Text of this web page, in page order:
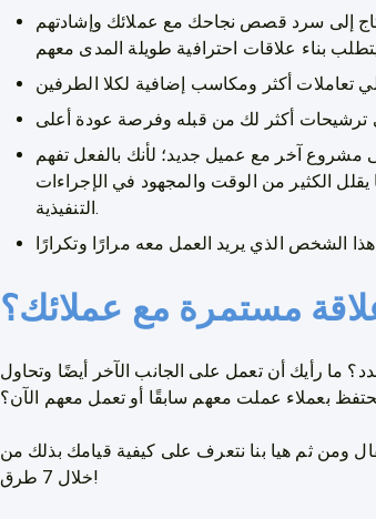
إلى سرد قصص نجاحك مع عملائك وإشادتهم
آخر مع عميل جديد؛ لأنك بالفعل تفهم
الكثير من الوقت والمجهود في الإجراءات
التنفيذية.
مستمرة مع عملائك؟
ما رأيك أن تعمل على الجانب الآخر أيضًا وتحاول
بعملاء عملت معهم سابقًا أو تعمل معهم الآن؟
ومن ثم هيا بنا نتعرف على كيفية قيامك بذلك من
خلال 7 طرق!